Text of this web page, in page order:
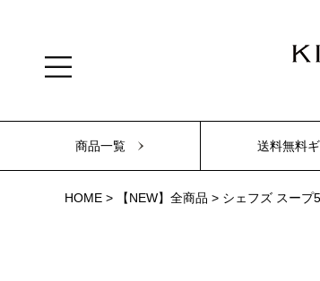
商品一覧 送料無料
HOME 【NEW】全商品 シェフズ スー